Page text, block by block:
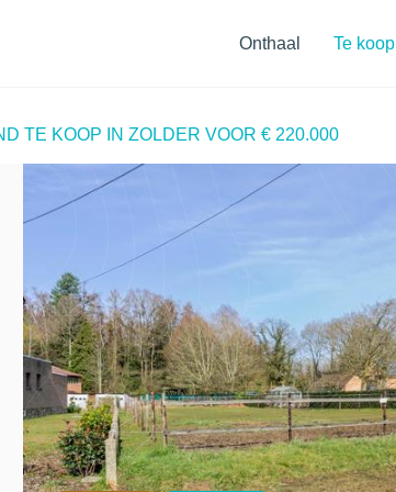
Onthaal
Te koop
TE KOOP IN ZOLDER VOOR € 220.000